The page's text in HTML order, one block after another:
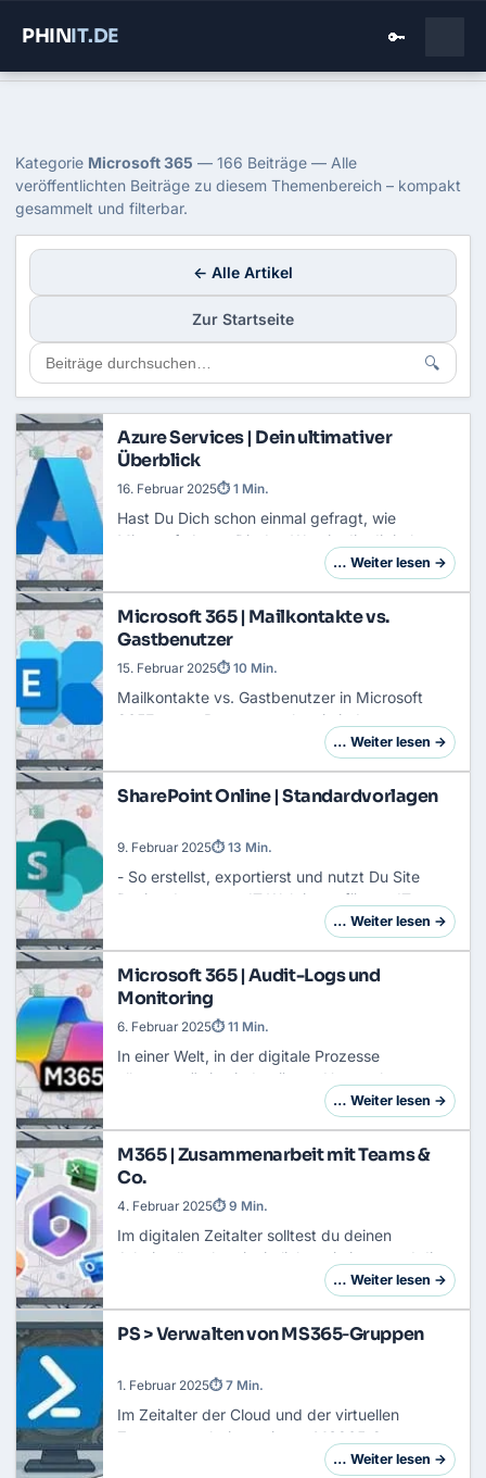
PHINIT.DE 🔑
Kategorie: Microsoft 365
Kategorie Microsoft 365 — 166 Beiträge — Alle
veröffentlichten Beiträge zu diesem Themenbereich – kompakt
gesammelt und filterbar.
← Alle Artikel
Zur Startseite
🔍
Azure Services | Dein ultimativer
Überblick
Hast Du Dich schon einmal gefragt, wie
Microsoft Azure Dir den Weg in die digitale
Zukunft ebnen kann? Tauche mit mir ein in das
Cloud-Pl…
16. Februar 2025⏱ 1 Min.
… Weiter lesen →
Microsoft 365 | Mailkontakte vs.
Gastbenutzer
Mailkontakte vs. Gastbenutzer in Microsoft
365Externe Partner tauchen in jedem
Microsoft-365-Tenant auf: Lieferanten,
ist nicht ob…
15. Februar 2025⏱ 10 Min.
… Weiter lesen →
SharePoint Online | Standardvorlagen
- So erstellst, exportierst und nutzt Du Site
DesignsIn unserer IT-Welt ist es für uns IT-
Administratoren oder SharePoint-
Sites schn…
9. Februar 2025⏱ 13 Min.
… Weiter lesen →
Microsoft 365 | Audit-Logs und
Monitoring
In einer Welt, in der digitale Prozesse
allgegenwärtig sind, müssen Unternehmen
immer mehr Daten schützen und dabei hohe
bietet hierf…
6. Februar 2025⏱ 11 Min.
… Weiter lesen →
M365 | Zusammenarbeit mit Teams &
Co.
Im digitalen Zeitalter solltest du deinen
Arbeitsalltag kontinuierlich optimieren und die
Zusammenarbeit im Unternehmen möglichst
und …
4. Februar 2025⏱ 9 Min.
… Weiter lesen →
PS > Verwalten von MS365‑Gruppen
Im Zeitalter der Cloud und der virtuellen
Zusammenarbeit gewinnen MS365‑Gruppen
zunehmend an Bedeutung. Sie bilden das
1. Februar 2025⏱ 7 Min.
… Weiter lesen →